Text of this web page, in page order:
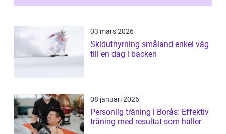
03 mars 2026
Skiduthyrning småland enkel väg
till en dag i backen
08 januari 2026
Personlig träning i Borås: Effektiv
träning med resultat som håller